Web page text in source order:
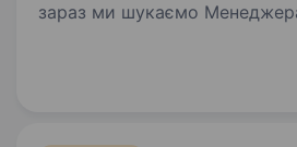
зараз ми шукаємо
спілкування, вміє слухати,